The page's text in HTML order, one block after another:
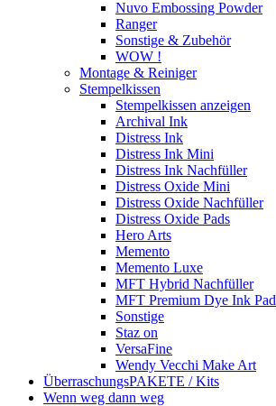
Nuvo Embossing Powder
Ranger
Sonstige & Zubehör
WOW !
Montage & Reiniger
Stempelkissen
Stempelkissen anzeigen
Archival Ink
Distress Ink
Distress Ink Mini
Distress Ink Nachfüller
Distress Oxide Mini
Distress Oxide Nachfüller
Distress Oxide Pads
Hero Arts
Memento
Memento Luxe
MFT Hybrid Nachfüller
MFT Premium Dye Ink Pad
Sonstige
Staz on
VersaFine
Wendy Vecchi Make Art
ÜberraschungsPAKETE / Kits
Wenn weg dann weg